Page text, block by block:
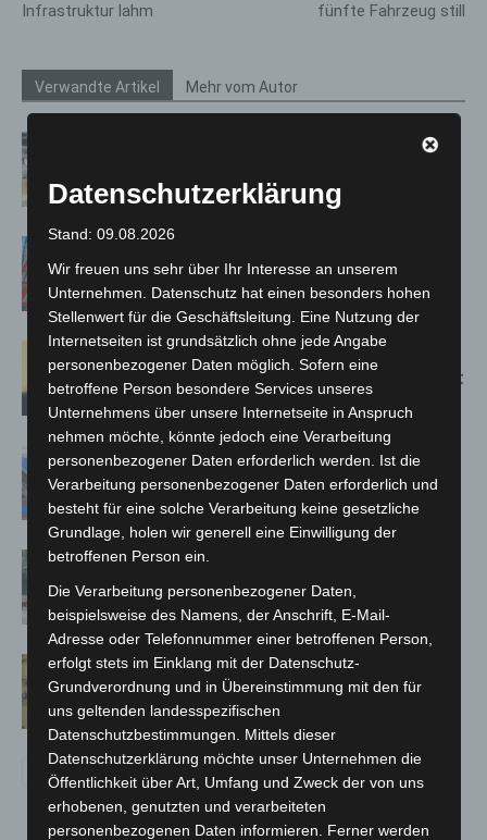
Infrastruktur lahm
fünfte Fahrzeug still
Verwandte Artikel Mehr vom Autor
Jacques’ Wein-Depot Isernhagen
zwischen Hannover-West und
Bothfeld
Hannover: Erste Tigermücken-
Population in Niedersachsen entdeckt
Mann läuft mit Hockeyschläger über
A7 – Polizei sucht Zeugen
Gasleitung bei McDonald’s-Umbau in
Langenhagen beschädigt
Hannover Klassik Open Air 2026:
Französische Oper im Maschpark
Datenschutzerklärung
Stand: 09.08.2026
Wir freuen uns sehr über Ihr Interesse an unserem
Unternehmen. Datenschutz hat einen besonders hohen
Stellenwert für die Geschäftsleitung. Eine Nutzung der
Internetseiten ist grundsätzlich ohne jede Angabe
personenbezogener Daten möglich. Sofern eine
betroffene Person besondere Services unseres
Unternehmens über unsere Internetseite in Anspruch
nehmen möchte, könnte jedoch eine Verarbeitung
personenbezogener Daten erforderlich werden. Ist die
Verarbeitung personenbezogener Daten erforderlich und
besteht für eine solche Verarbeitung keine gesetzliche
Grundlage, holen wir generell eine Einwilligung der
betroffenen Person ein.
Die Verarbeitung personenbezogener Daten,
beispielsweise des Namens, der Anschrift, E-Mail-
Adresse oder Telefonnummer einer betroffenen Person,
erfolgt stets im Einklang mit der Datenschutz-
Grundverordnung und in Übereinstimmung mit den für
uns geltenden landesspezifischen
Datenschutzbestimmungen. Mittels dieser
Datenschutzerklärung möchte unser Unternehmen die
Öffentlichkeit über Art, Umfang und Zweck der von uns
erhobenen, genutzten und verarbeiteten
personenbezogenen Daten informieren. Ferner werden